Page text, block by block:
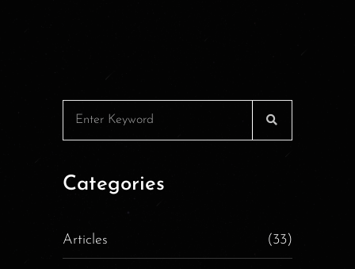
Categories
Articles (33)